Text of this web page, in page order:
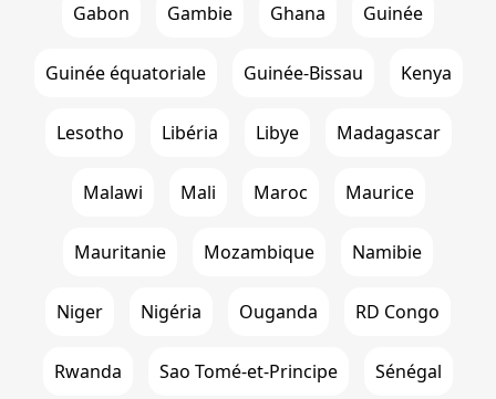
Gabon Gambie Ghana Guinée
Guinée équatoriale Guinée-Bissau Kenya
Lesotho Libéria Libye Madagascar
Malawi Mali Maroc Maurice
Mauritanie Mozambique Namibie
Niger Nigéria Ouganda RD Congo
Rwanda Sao Tomé-et-Principe Sénégal